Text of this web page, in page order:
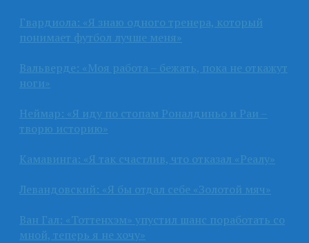
Гвардиола: «Я знаю одного тренера, который
понимает футбол лучше меня»
Вальверде: «Моя работа – бежать, пока не откажут
ноги»
Неймар: «Я иду по стопам Роналдиньо и Раи –
творю историю»
Камавинга: «Я так счастлив, что отказал «Реалу»
Левандовский: «Я бы отдал себе «Золотой мяч»
Ван Гал: «Тоттенхэм» упустил шанс поработать со
мной, теперь я не хочу»